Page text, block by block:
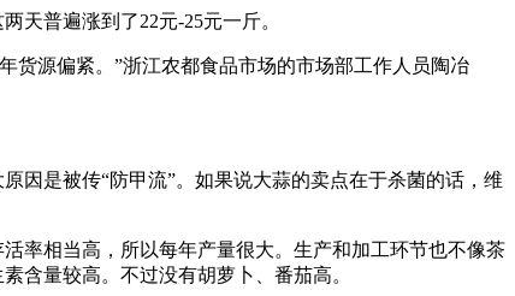
天普遍涨到了22元-25元一斤。
货源偏紧。”浙江农都食品市场的市场部工作人员陶冶
因是被传“防甲流”。如果说大蒜的卖点在于杀菌的话，维
率相当高，所以每年产量很大。生产和加工环节也不像茶
含量较高。不过没有胡萝卜、番茄高。